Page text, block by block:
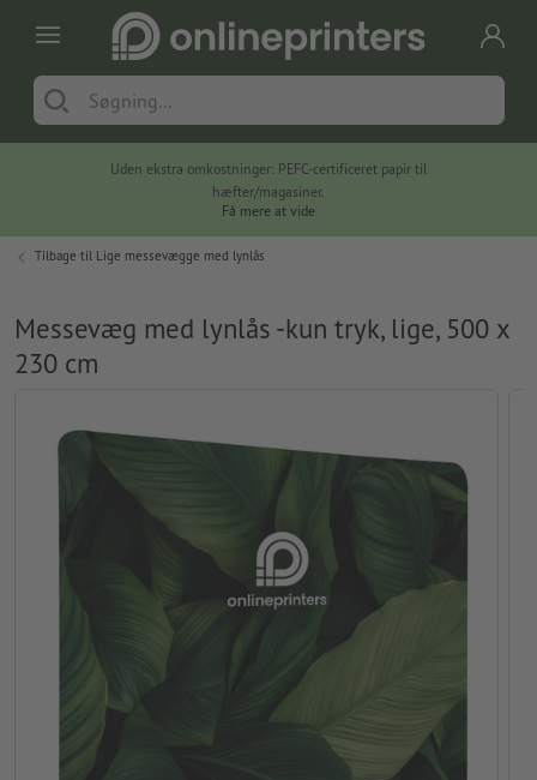
Uden ekstra omkostninger: PEFC-certificeret papir til
hæfter/magasiner.
Få mere at vide
Tilbage til Lige messevægge med lynlås
Messevæg med lynlås -kun tryk, lige, 500 x
230 cm